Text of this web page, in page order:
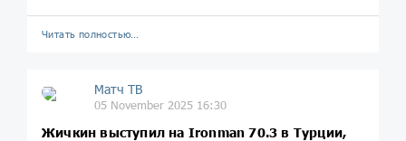
Читать полностью…
Матч ТВ
05 November 2025 16:30
Жичкин выступил на Ironman 70.3 в Турции,